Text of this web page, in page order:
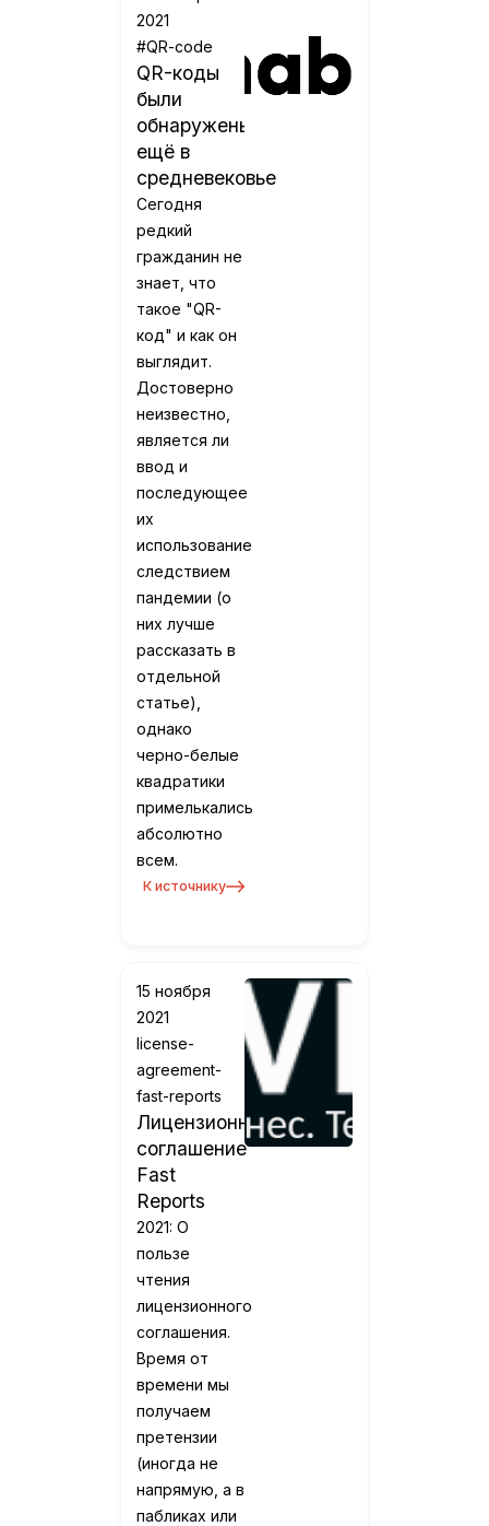
2021
#QR-code
QR-коды
были
обнаружены
ещё в
средневековье
Сегодня
редкий
гражданин не
знает, что
такое "QR-
код" и как он
выглядит.
Достоверно
неизвестно,
является ли
ввод и
последующее
их
использование
следствием
пандемии (о
них лучше
рассказать в
отдельной
статье),
однако
черно-белые
квадратики
примелькались
абсолютно
всем.
К источнику
15 ноября
2021
license-
agreement-
fast-reports
Лицензионное
соглашение
Fast
Reports
2021: О
пользе
чтения
лицензионного
соглашения.
Время от
времени мы
получаем
претензии
(иногда не
напрямую, а в
пабликах или